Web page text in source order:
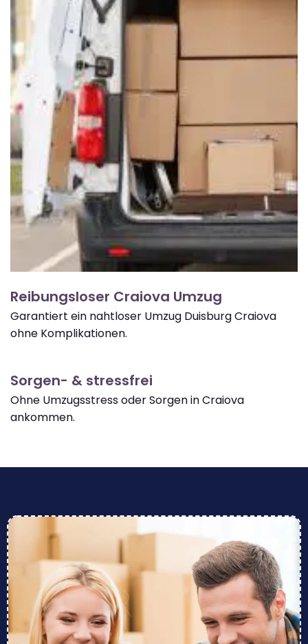
Reibungsloser Craiova Umzug
Garantiert ein nahtloser Umzug Duisburg Craiova
ohne Komplikationen.
Sorgen- & stressfrei
Ohne Umzugsstress oder Sorgen in Craiova
ankommen.